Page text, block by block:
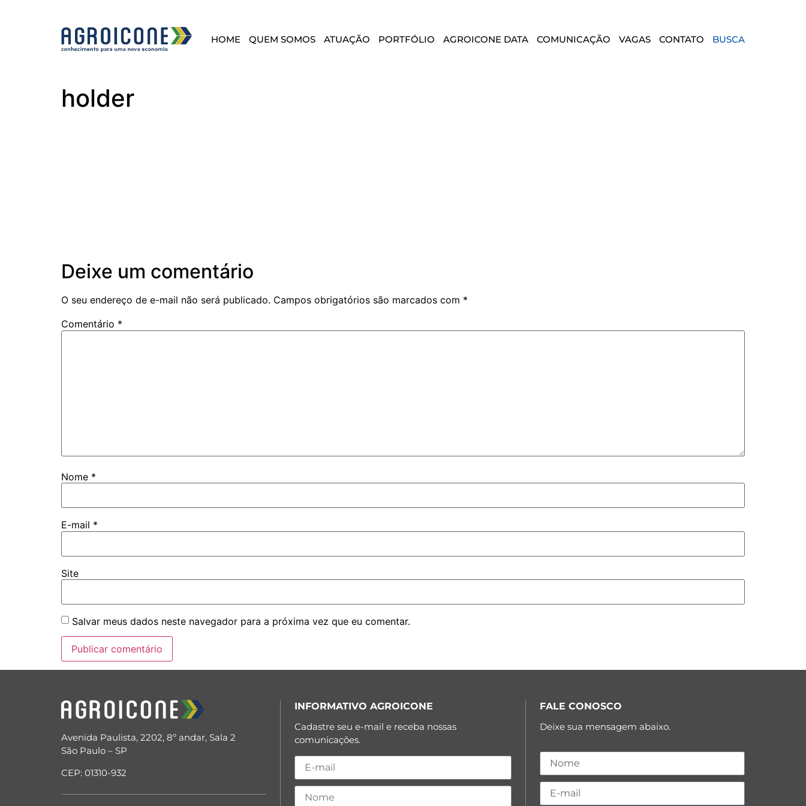
HOME QUEM SOMOS ATUAÇÃO PORTFÓLIO AGROICONE DATA COMUNICAÇÃO VAGAS CONTATO BUSCA
holder
Deixe um comentário
O seu endereço de e-mail não será publicado. Campos obrigatórios são marcados com *
Comentário *
Nome *
E-mail *
Site
Salvar meus dados neste navegador para a próxima vez que eu comentar.
Avenida Paulista, 2202, 8º andar, Sala 2
São Paulo – SP
CEP: 01310-932
INFORMATIVO AGROICONE
Cadastre seu e-mail e receba nossas
comunicações.
FALE CONOSCO
Deixe sua mensagem abaixo.